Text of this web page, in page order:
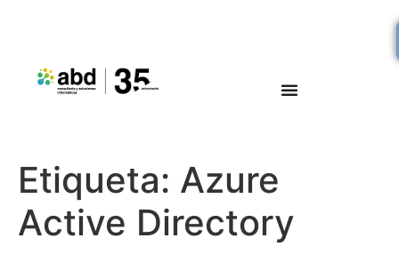
Etiqueta: Azure
Active Directory